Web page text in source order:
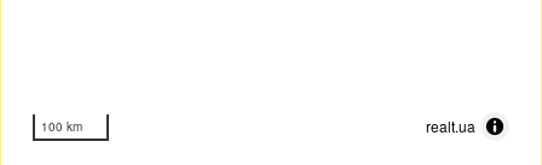
100 km realt.ua